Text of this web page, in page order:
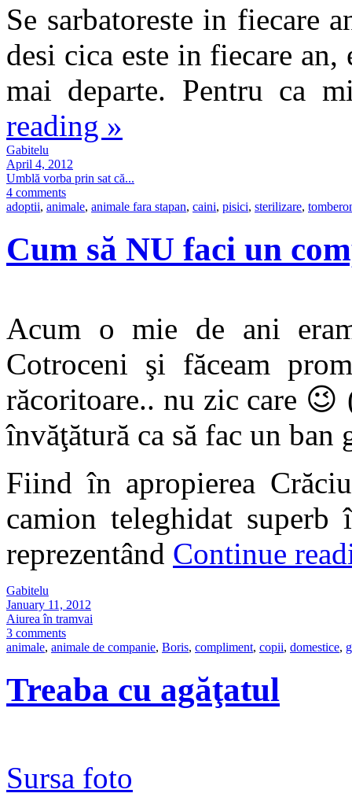
Se sarbatoreste in fiecare
desi cica este in fiecare
mai departe. Pentru ca
reading »
Gabitelu
April 4, 2012
Umblă vorba prin sat că...
4 comments
adoptii, animale, animale fara stapan, caini, pisici, sterilizare,
Cum să NU faci un
Acum o mie de ani
Cotroceni şi făceam
răcoritoare.. nu zic care 😉
învăţătură ca să fac un ban
Fiind în apropierea
camion teleghidat superb
reprezentând Continue
Gabitelu
January 11, 2012
Aiurea în tramvai
3 comments
animale, animale de companie, Boris, compliment, copii, domestice,
Treaba cu agăţatul
Sursa foto